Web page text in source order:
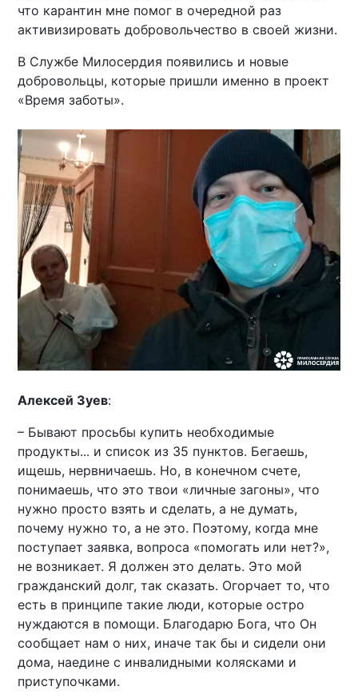
что карантин мне помог в очередной раз
активизировать добровольчество в своей жизни.
В Службе Милосердия появились и новые
добровольцы, которые пришли именно в проект
«Время заботы».
Алексей Зуев:
– Бывают просьбы купить необходимые
продукты... и список из 35 пунктов. Бегаешь,
ищешь, нервничаешь. Но, в конечном счете,
понимаешь, что это твои «личные загоны», что
нужно просто взять и сделать, а не думать,
почему нужно то, а не это. Поэтому, когда мне
поступает заявка, вопроса «помогать или нет?»,
не возникает. Я должен это делать. Это мой
гражданский долг, так сказать. Огорчает то, что
есть в принципе такие люди, которые остро
нуждаются в помощи. Благодарю Бога, что Он
сообщает нам о них, иначе так бы и сидели они
дома, наедине с инвалидными колясками и
приступочками.